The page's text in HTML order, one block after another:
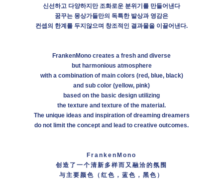
신선하고 다양하지만 조화로운 분위기를 만들어낸다
꿈꾸는 몽상가들만의 독특한 발상과 영감은
컨셉의 한계를 두지않으며 창조적인 결과물을 이끌어낸다.
FrankenMono creates a fresh and diverse
but harmonious atmosphere
with a combination of main colors (red, blue, black)
and sub color (yellow, pink)
based on the basic design utilizing
the texture and texture of the material.
The unique ideas and inspiration of dreaming dreamers
do not limit the concept and lead to creative outcomes.
FrankenMono
创造了一个清新多样而又融洽的氛围
与主要颜色（红色，蓝色，黑色）